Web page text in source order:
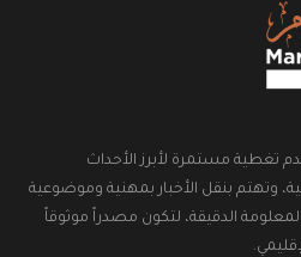
تغطية مستمرة لأبرز الأحداث
وتهتم بنقل الأخبار بمهنية وموضوعية
الدقيقة، لتكون مصدراً موثوقاً